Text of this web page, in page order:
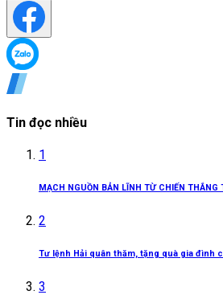
Tin đọc nhiều
1
MẠCH NGUỒN BẢN LĨNH TỪ CHIẾN THẮNG
2
Tư lệnh Hải quân thăm, tặng quà gia đình
3